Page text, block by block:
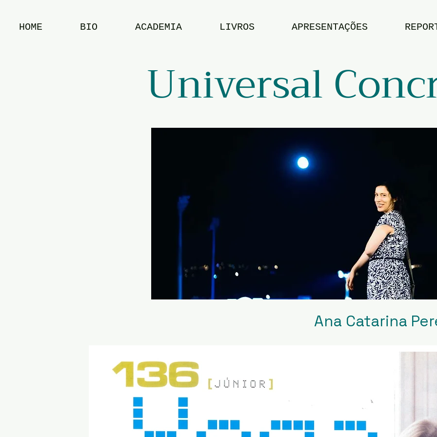
HOME BIO ACADEMIA LIVROS APRESENTAÇÕES
Universal
Ana Catarina